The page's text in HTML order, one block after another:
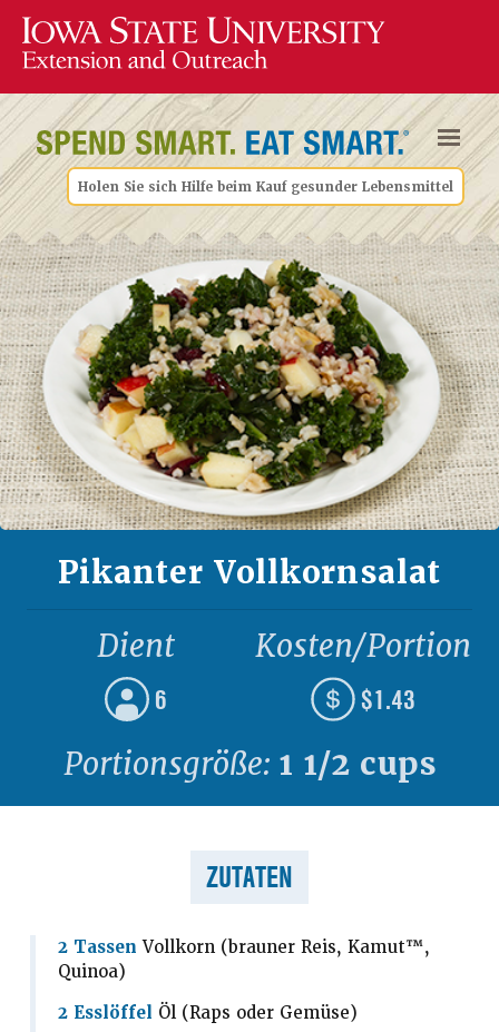
Holen Sie sich Hilfe beim Kauf gesunder Lebensmittel
Pikanter Vollkornsalat
Dient
6
Kosten/Portion
$1.43
Portionsgröße: 1 1/2 cups
ZUTATEN
2 Tassen Vollkorn (brauner Reis, Kamut™,
Quinoa)
2 Esslöffel Öl (Raps oder Gemüse)